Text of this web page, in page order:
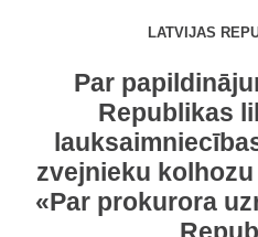
LATVIJAS
Par
Republikas
zvejnieku
«Par prokurora